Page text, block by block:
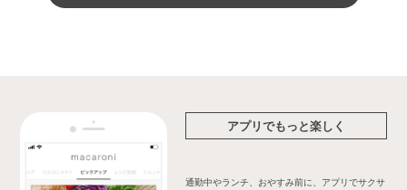
アプリでもっと楽しく
通勤中やランチ、おやすみ前に、アプリでサクサ